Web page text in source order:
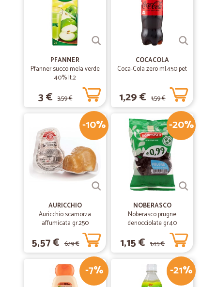
PFANNER
Pfanner succo mela verde
40% lt.2
3 € 3,59 €
COCACOLA
Coca-Cola zero ml.450 pet
1,29 € 1,59 €
-10%
AURICCHIO
Auricchio scamorza
affumicata gr.250
5,57 € 6,19 €
-20%
NOBERASCO
Noberasco prugne
denocciolate gr.40
1,15 € 1,45 €
-7% -21%